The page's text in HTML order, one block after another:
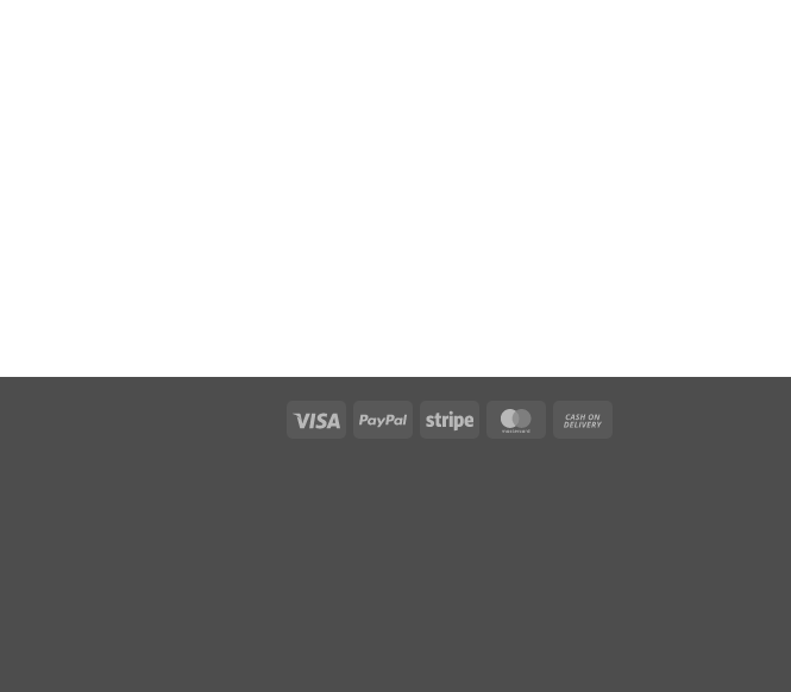
Visa PayPal Stripe MasterCard